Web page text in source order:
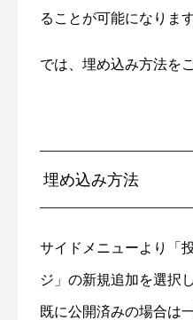
ることが可能になります
では、埋め込み方法を
埋め込み方法
サイドメニューより「
ジ」の新規追加を選択
既に公開済みの場合は